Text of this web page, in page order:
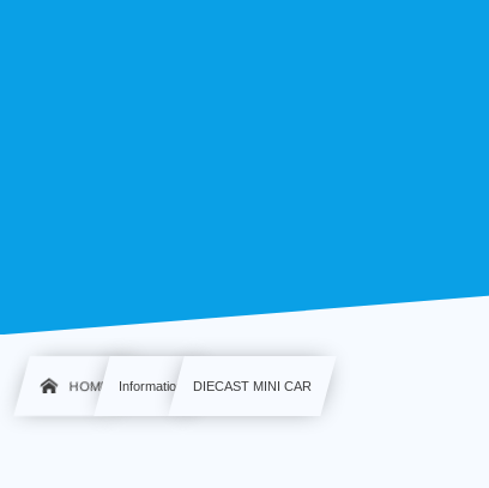
HOME Information DIECAST MINI CAR